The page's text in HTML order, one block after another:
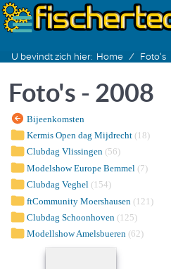
U bevindt zich hier: Home Foto's
Foto's - 2008
Bijeenkomsten
Kermis Open dag Mijdrecht (18)
Clubdag Vlissingen (56)
Modelshow Europe Bemmel (7)
Clubdag Veghel (154)
ftCommunity Moershausen (121)
Clubdag Schoonhoven (125)
Modellshow Amelsbueren (62)